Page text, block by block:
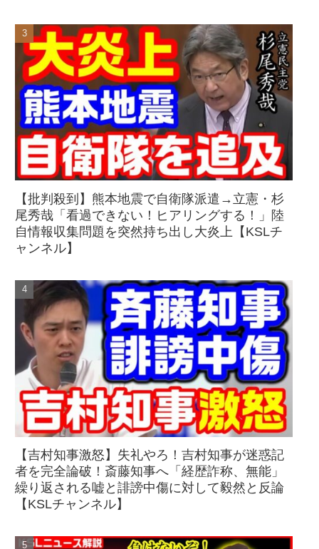
【批判殺到】熊本地震で自衛隊派遣→立憲・杉
尾秀哉「看過できない！ヒアリングする！」陸
自情報収集問題を突然持ち出し大炎上【KSLチ
ャンネル】
【吉村知事激怒】失礼やろ！吉村知事が迷惑記
者を完全論破！斎藤知事へ「経歴詐称、無能」
繰り返される嘘と誹謗中傷に対して毅然と反論
【KSLチャンネル】